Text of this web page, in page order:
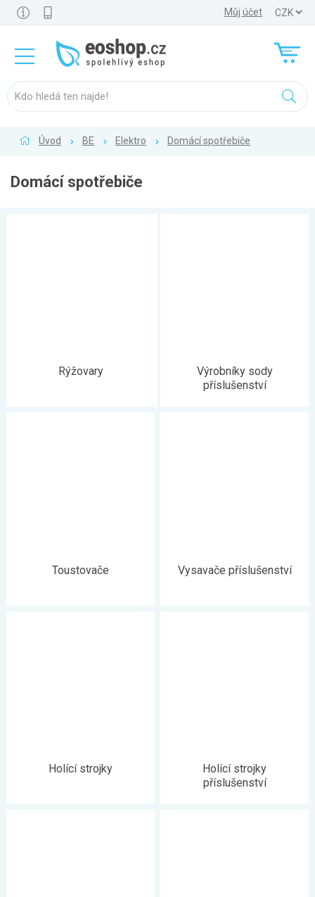
Můj účet
Úvod BE Elektro Domácí spotřebiče
Domácí spotřebiče
Rýžovary
Výrobníky sody
příslušenství
Toustovače Vysavače příslušenství
Holící strojky
Holící strojky
příslušenství